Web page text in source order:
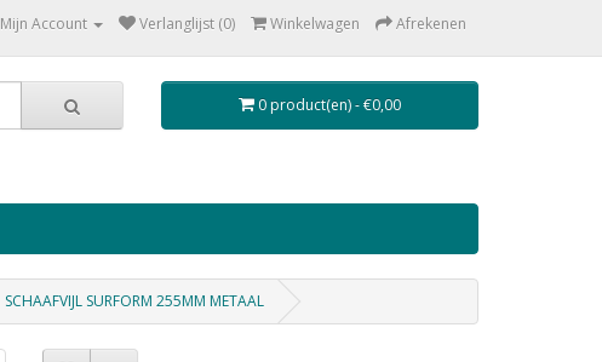
Mijn Account Verlanglijst (0) Winkelwagen Afrekenen
0 product(en) - €0,00
SCHAAFVIJL SURFORM 255MM METAAL